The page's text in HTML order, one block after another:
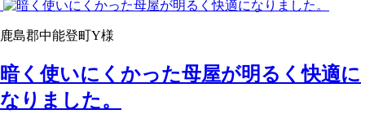
鹿島郡中能登町Y様
暗く使いにくかった母屋が明るく快適に
なりました。